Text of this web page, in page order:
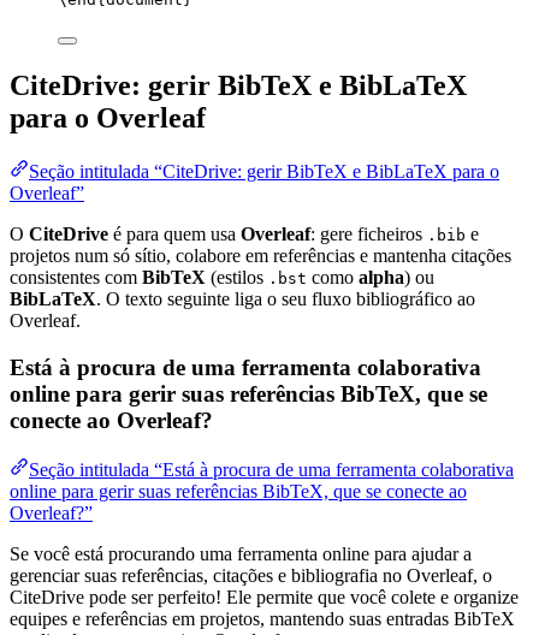
CiteDrive: gerir BibTeX e BibLaTeX
para o Overleaf
Seção intitulada “CiteDrive: gerir BibTeX e BibLaTeX para o
Overleaf”
O CiteDrive é para quem usa Overleaf: gere ficheiros .bib e
projetos num só sítio, colabore em referências e mantenha citações
consistentes com BibTeX (estilos .bst como alpha) ou
BibLaTeX. O texto seguinte liga o seu fluxo bibliográfico ao
Overleaf.
Está à procura de uma ferramenta colaborativa
online para gerir suas referências BibTeX, que se
conecte ao Overleaf?
Seção intitulada “Está à procura de uma ferramenta colaborativa
online para gerir suas referências BibTeX, que se conecte ao
Overleaf?”
Se você está procurando uma ferramenta online para ajudar a
gerenciar suas referências, citações e bibliografia no Overleaf, o
CiteDrive pode ser perfeito! Ele permite que você colete e organize
equipes e referências em projetos, mantendo suas entradas BibTeX